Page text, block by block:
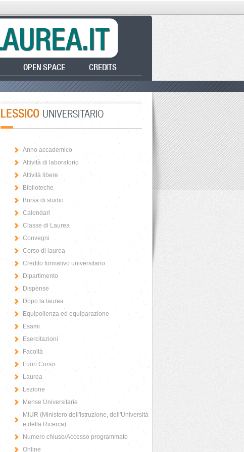
OPEN SPACE CREDITS
LESSICO UNIVERSITARIO
Anno accademico
Attività di laboratorio
Attività libere
Biblioteche
Borsa di studio
Calendari
Classe di Laurea
Convegni
Corso di laurea
Credito formativo universitario
Dipartimento
Dispense
Dopo la laurea
Equipollenza ed equiparazione
Esami
Esercitazioni
Facoltà
Fuori Corso
Laurea
Lezione
Mense Universitarie
MIUR (Ministero dell'Istruzione, dell'Università
e della Ricerca)
Numero chiuso/Accesso programmato
Online